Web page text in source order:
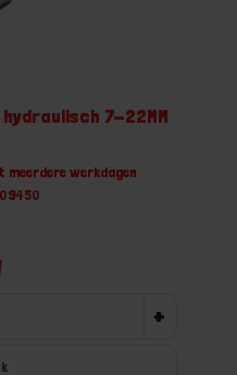
hydraulisch 7-22MM
werkdagen
+